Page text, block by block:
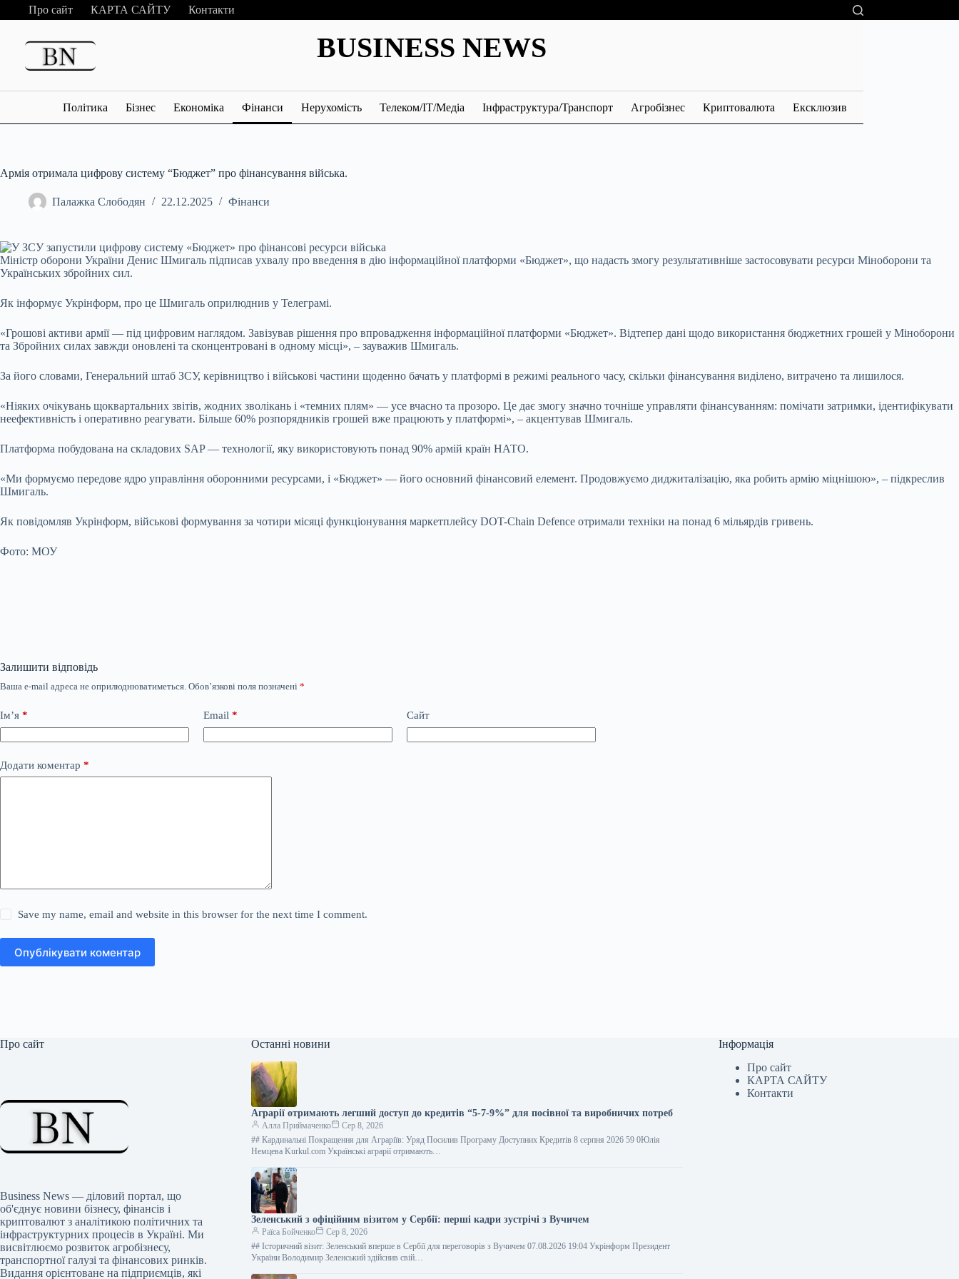
Перейти
до
Про сайт КАРТА САЙТУ Контакти
BUSINESS NEWS
Політика Бізнес Економіка Фінанси Нерухомість Телеком/ІТ/Медіа Інфраструктура/Транспорт Агробізнес Криптовалюта Ексклюзив
Армія отримала цифрову систему “Бюджет” про фінансування війська.
Палажка Слободян 22.12.2025 Фінанси
Міністр оборони України Денис Шмигаль підписав ухвалу про введення в дію інформаційної платформи «Бюджет», що надасть змогу результативніше застосовувати ресурси Міноборони та
Українських збройних сил.
Як інформує Укрінформ, про це Шмигаль оприлюднив у Телеграмі.
«Грошові активи армії — під цифровим наглядом. Завізував рішення про впровадження інформаційної платформи «Бюджет». Відтепер дані щодо використання бюджетних грошей у Міноборони
та Збройних силах завжди оновлені та сконцентровані в одному місці», – зауважив Шмигаль.
За його словами, Генеральний штаб ЗСУ, керівництво і військові частини щоденно бачать у платформі в режимі реального часу, скільки фінансування виділено, витрачено та лишилося.
«Ніяких очікувань щоквартальних звітів, жодних зволікань і «темних плям» — усе вчасно та прозоро. Це дає змогу значно точніше управляти фінансуванням: помічати затримки, ідентифікувати
неефективність і оперативно реагувати. Більше 60% розпорядників грошей вже працюють у платформі», – акцентував Шмигаль.
Платформа побудована на складових SAP — технології, яку використовують понад 90% армій країн НАТО.
«Ми формуємо передове ядро управління оборонними ресурсами, і «Бюджет» — його основний фінансовий елемент. Продовжуємо диджиталізацію, яка робить армію міцнішою», – підкреслив
Шмигаль.
Як повідомляв Укрінформ, військові формування за чотири місяці функціонування маркетплейсу DOT-Chain Defence отримали техніки на понад 6 мільярдів гривень.
Фото: МОУ
Залишити відповідь
Ваша e-mail адреса не оприлюднюватиметься. Обов’язкові поля позначені *
Ім’я * Email * Сайт
Додати коментар *
Save my name, email and website in this browser for the next time I comment.
Опублікувати коментар
Про сайт
Business News — діловий портал, що
об'єднує новини бізнесу, фінансів і
криптовалют з аналітикою політичних та
інфраструктурних процесів в Україні. Ми
висвітлюємо розвиток агробізнесу,
транспортної галузі та фінансових ринків.
Видання орієнтоване на підприємців, які
Останні новини
Аграрії отримають легший доступ до кредитів “5-7-9%” для посівної та виробничих потреб
Алла Приймаченко
Сер 8, 2026
## Кардинальні Покращення для Аграріїв: Уряд Посилив Програму Доступних Кредитів 8 серпня 2026 59 0Юлія
Немцева Kurkul.com Українські аграрії отримають…
Зеленський з офіційним візитом у Сербії: перші кадри зустрічі з Вучичем
Раїса Бойченко
Сер 8, 2026
## Історичний візит: Зеленський вперше в Сербії для переговорів з Вучичем 07.08.2026 19:04 Укрінформ Президент
України Володимир Зеленський здійснив свій…
Інформація
Про сайт
КАРТА САЙТУ
Контакти